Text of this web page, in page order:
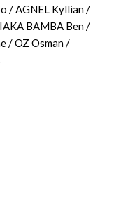
/ AGNEL Kyllian /
BAMBA Ben /
/ OZ Osman /